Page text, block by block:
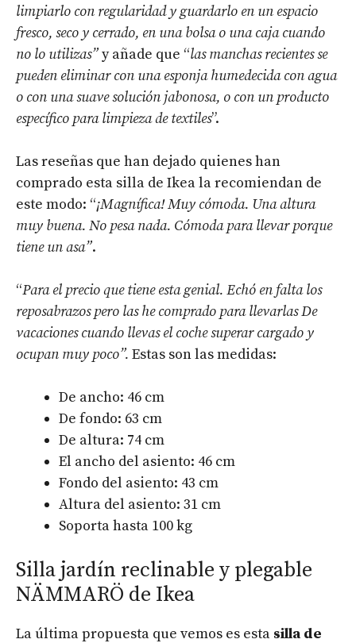
limpiarlo con regularidad y guardarlo en un espacio
fresco, seco y cerrado, en una bolsa o una caja cuando
no lo utilizas”y añade que “las manchas recientes se
pueden eliminar con una esponja humedecida con agua
o con una suave solución jabonosa, o con un producto
específico para limpieza de textiles”.
Las reseñas que han dejado quienes han
comprado esta silla de Ikea la recomiendan de
este modo: “¡Magnífica! Muy cómoda. Una altura
muy buena. No pesa nada. Cómoda para llevar porque
tiene un asa”.
“Para el precio que tiene esta genial. Echó en falta los
reposabrazos pero las he comprado para llevarlas De
vacaciones cuando llevas el coche superar cargado y
ocupan muy poco”. Estas son las medidas:
De ancho: 46 cm
De fondo: 63 cm
De altura: 74 cm
El ancho del asiento: 46 cm
Fondo del asiento: 43 cm
Altura del asiento: 31 cm
Soporta hasta 100 kg
Silla jardín reclinable y plegable
NÄMMARÖ de Ikea
La última propuesta que vemos es esta silla de